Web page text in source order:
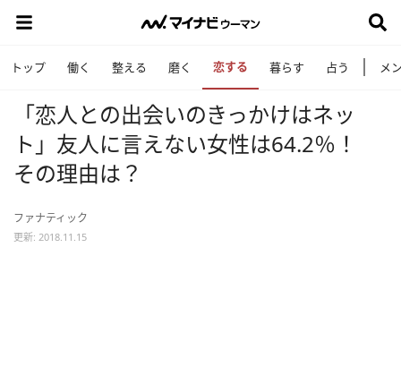
トップ 働く 整える 磨く 恋する 暮らす 占う メ
「恋人との出会いのきっかけはネッ
ト」友人に言えない女性は64.2％！
その理由は？
ファナティック
更新: 2018.11.15